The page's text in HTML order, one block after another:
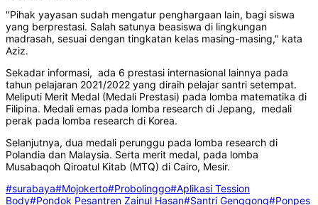
"Pihak yayasan sudah mengatur penghargaan lain, bagi siswa
yang berprestasi. Salah satunya beasiswa di lingkungan
madrasah, sesuai dengan tingkatan kelas masing-masing," kata
Aziz.
Sekadar informasi, ada 6 prestasi internasional lainnya pada
tahun pelajaran 2021/2022 yang diraih pelajar santri setempat.
Meliputi Merit Medal (Medali Prestasi) pada lomba matematika di
Filipina. Medali emas pada lomba research di Jepang, medali
perak pada lomba research di Korea.
Selanjutnya, dua medali perunggu pada lomba research di
Polandia dan Malaysia. Serta merit medal, pada lomba
Musabaqoh Qiroatul Kitab (MTQ) di Cairo, Mesir.
#surabaya#Mojokerto#Probolinggo#Aplikasi Tession
Body#Pondok Pesantren Zainul Hasan#Santri Genggong#Ponpes